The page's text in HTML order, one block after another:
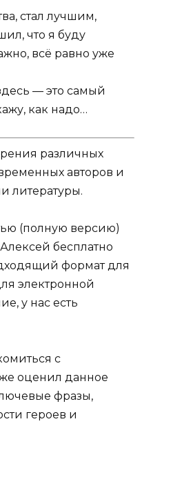
стал лучшим,
что я буду
всё равно уже
— это самый
как надо…
различных
авторов и
литературы.
(полную версию)
бесплатно
формат для
электронной
у нас есть
с
оценил данное
фразы,
героев и